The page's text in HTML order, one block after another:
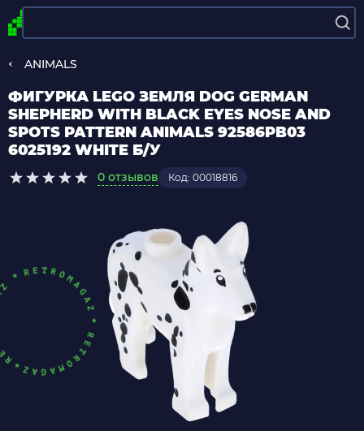
ANIMALS
ФИГУРКА LEGO ЗЕМЛЯ DOG GERMAN
SHEPHERD WITH BLACK EYES NOSE AND
SPOTS PATTERN ANIMALS 92586PB03
6025192 WHITE Б/У
0 отзывов Код: 00018816